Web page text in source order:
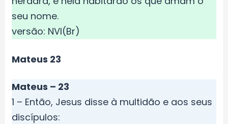
seu nome.
versão: NVI(Br)
Mateus 23
Mateus – 23
1 – Então, Jesus disse à multidão e aos seus
discípulos: